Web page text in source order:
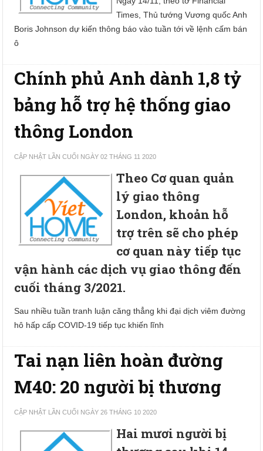
Times, Thủ tướng Vương quốc Anh
Boris Johnson dự kiến thông báo vào tuần tới về lệnh cấm bán
ô
Chính phủ Anh dành 1,8 tỷ
bảng hỗ trợ hệ thống giao
thông London
CẬP NHẬT LẦN CUỐI NGÀY 02 THÁNG 11 2020
Theo Cơ quan quản
lý giao thông
London, khoản hỗ
trợ trên sẽ cho phép
cơ quan này tiếp tục
vận hành các dịch vụ giao thông đến
cuối tháng 3/2021.
Sau nhiều tuần tranh luận căng thẳng khi đại dịch viêm đường
hô hấp cấp COVID-19 tiếp tục khiến lĩnh
Tai nạn liên hoàn đường
M40: 20 người bị thương
CẬP NHẬT LẦN CUỐI NGÀY 26 THÁNG 10 2020
Hai mươi người bị